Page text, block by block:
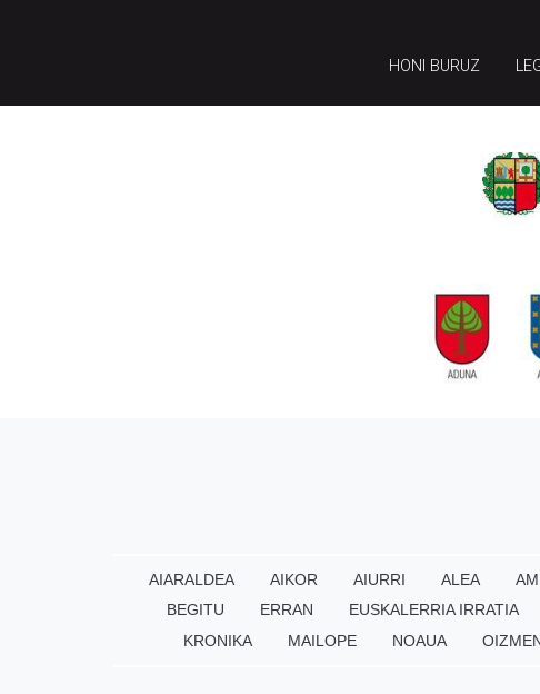
HONI BURUZ
AIARALDEA AIKOR AIURRI ALEA
BEGITU
ERRAN EUSKALERRIA IRRATIA
KRONIKA
MAILOPE NOAUA